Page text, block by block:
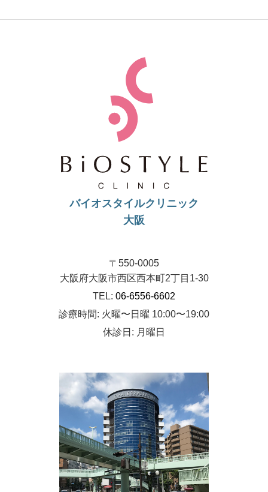
バイオスタイルクリニック
大阪
〒550-0005
大阪府大阪市西区西本町2丁目1-30
TEL: 06-6556-6602
診療時間: 火曜〜日曜 10:00〜19:00
休診日: 月曜日